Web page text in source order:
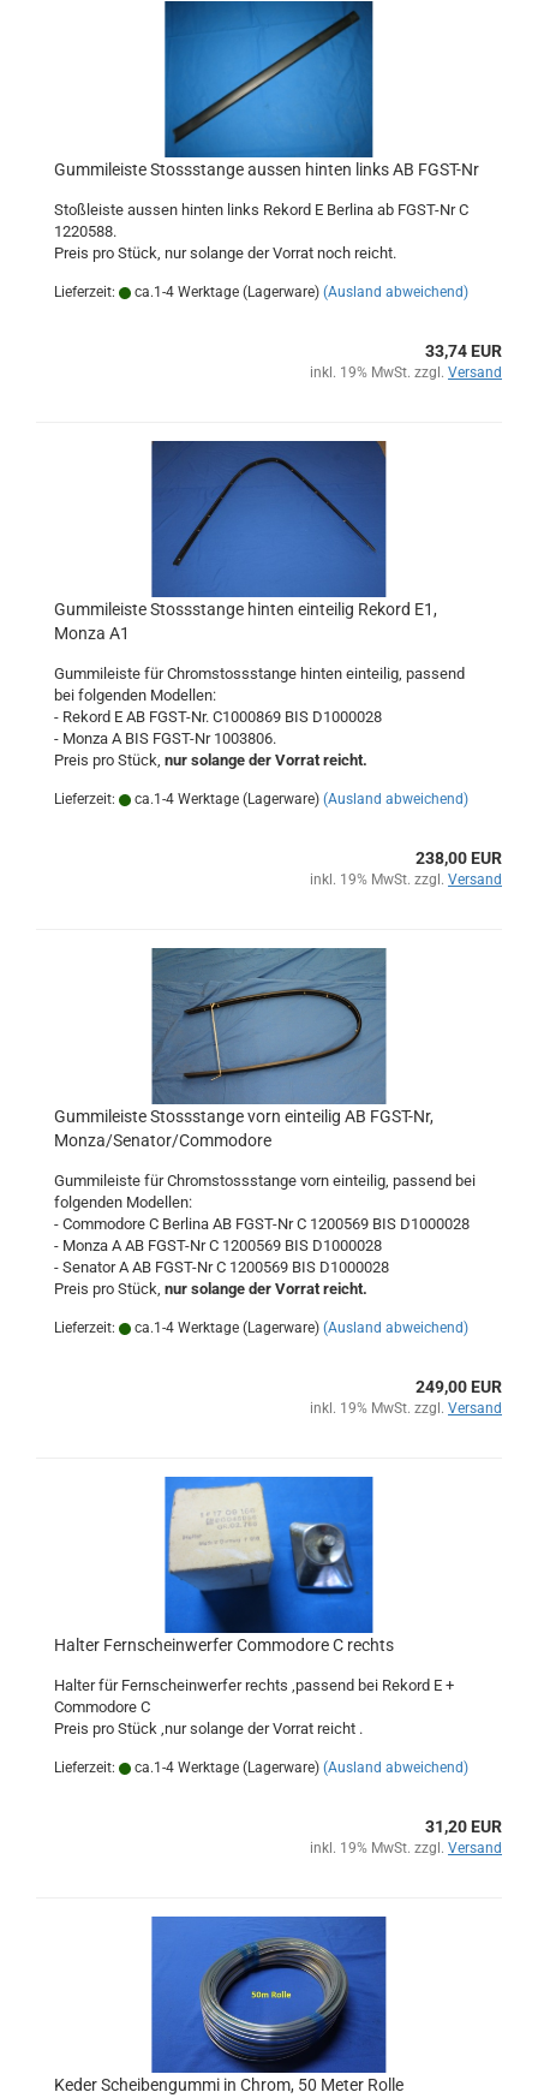
Gummileiste Stossstange aussen hinten links AB FGST-Nr
Stoßleiste aussen hinten links Rekord E Berlina ab FGST-Nr C
1220588.
Preis pro Stück, nur solange der Vorrat noch reicht.
Lieferzeit: ca.1-4 Werktage (Lagerware) (Ausland abweichend)
33,74 EUR
inkl. 19% MwSt. zzgl. Versand
Gummileiste Stossstange hinten einteilig Rekord E1,
Monza A1
Gummileiste für Chromstossstange hinten einteilig, passend
bei folgenden Modellen:
- Rekord E AB FGST-Nr. C1000869 BIS D1000028
- Monza A BIS FGST-Nr 1003806.
Preis pro Stück, nur solange der Vorrat reicht.
Lieferzeit: ca.1-4 Werktage (Lagerware) (Ausland abweichend)
238,00 EUR
inkl. 19% MwSt. zzgl. Versand
Gummileiste Stossstange vorn einteilig AB FGST-Nr,
Monza/Senator/Commodore
Gummileiste für Chromstossstange vorn einteilig, passend bei
folgenden Modellen:
- Commodore C Berlina AB FGST-Nr C 1200569 BIS D1000028
- Monza A AB FGST-Nr C 1200569 BIS D1000028
- Senator A AB FGST-Nr C 1200569 BIS D1000028
Preis pro Stück, nur solange der Vorrat reicht.
Lieferzeit: ca.1-4 Werktage (Lagerware) (Ausland abweichend)
249,00 EUR
inkl. 19% MwSt. zzgl. Versand
Halter Fernscheinwerfer Commodore C rechts
Halter für Fernscheinwerfer rechts ,passend bei Rekord E +
Commodore C
Preis pro Stück ,nur solange der Vorrat reicht .
Lieferzeit: ca.1-4 Werktage (Lagerware) (Ausland abweichend)
31,20 EUR
inkl. 19% MwSt. zzgl. Versand
Keder Scheibengummi in Chrom, 50 Meter Rolle